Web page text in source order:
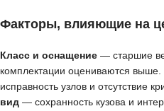
Факторы, влияющие на
Класс и оснащение — старшие
комплектации оцениваются выше.
исправность узлов и отсутствие
вид — сохранность кузова и